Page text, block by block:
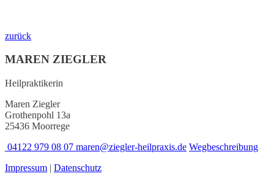
zurück
MAREN ZIEGLER
Heilpraktikerin
Maren Ziegler
Grothenpohl 13a
25436 Moorrege
04122 979 08 07 maren@ziegler-heilpraxis.de Wegbeschreibung
Impressum | Datenschutz